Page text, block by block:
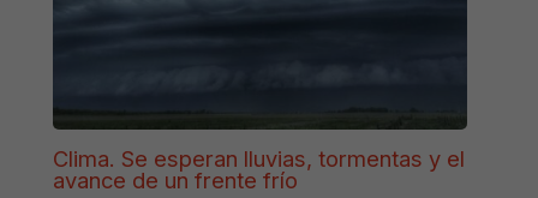
Clima. Se esperan lluvias, tormentas y el
avance de un frente frío